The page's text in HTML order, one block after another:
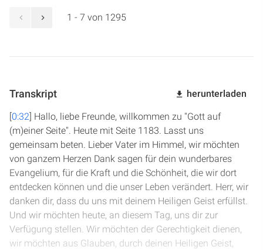
1 - 7 von 1295
Transkript herunterladen
[0:32] Hallo, liebe Freunde, willkommen zu "Gott auf
(m)einer Seite". Heute mit Seite 1183. Lasst uns
gemeinsam beten. Lieber Vater im Himmel, wir möchten
von ganzem Herzen Dank sagen für dein wunderbares
Evangelium, für die Kraft und die Schönheit, die wir dort
entdecken können und die unser Leben verändert. Herr, wir
danken dir, dass du uns mit deinem Heiligen Geist erfüllst.
Und wir möchten heute, an diesem Tag, uns dir zur
Verfügung stellen. Wir möchten der Gerechtigkeit dienen,
wir möchten aus Glauben, durch deinen Heiligen Geist,